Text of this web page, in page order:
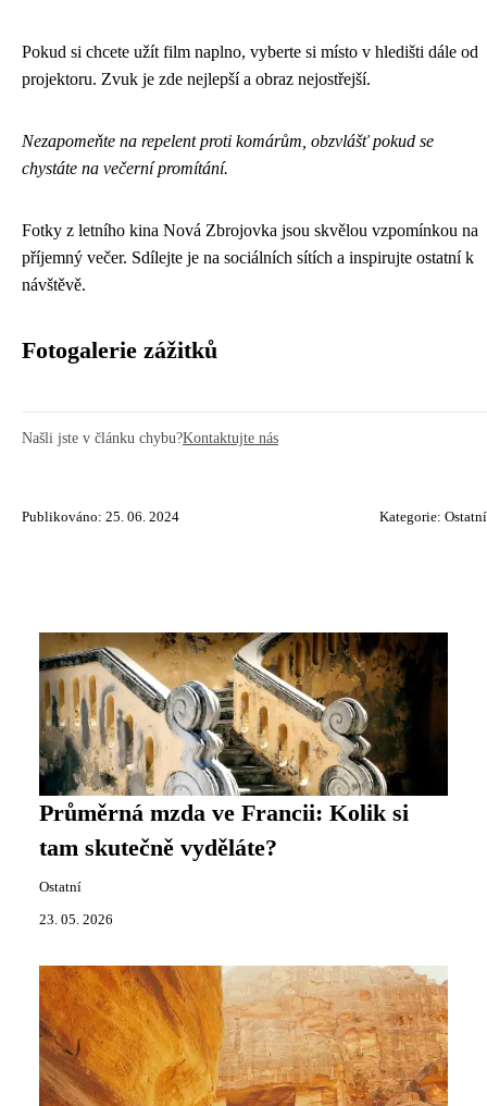
Pokud si chcete užít film naplno, vyberte si místo v hledišti dále od
projektoru. Zvuk je zde nejlepší a obraz nejostřejší.
Nezapomeňte na repelent proti komárům, obzvlášť pokud se
chystáte na večerní promítání.
Fotky z letního kina Nová Zbrojovka jsou skvělou vzpomínkou na
příjemný večer. Sdílejte je na sociálních sítích a inspirujte ostatní k
návštěvě.
Fotogalerie zážitků
Našli jste v článku chybu?Kontaktujte nás
Publikováno: 25. 06. 2024 Kategorie: Ostatní
Průměrná mzda ve Francii: Kolik si
tam skutečně vyděláte?
Ostatní
23. 05. 2026